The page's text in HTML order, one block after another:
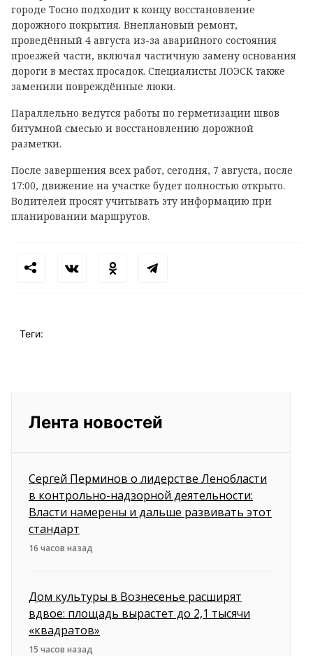
городе Тосно подходит к концу восстановление
дорожного покрытия. Внеплановый ремонт,
проведённый 4 августа из-за аварийного состояния
проезжей части, включал частичную замену основания
дороги в местах просадок. Специалисты ЛОЭСК также
заменили повреждённые люки.
Параллельно ведутся работы по герметизации швов
битумной смесью и восстановлению дорожной
разметки.
После завершения всех работ, сегодня, 7 августа, после
17:00, движение на участке будет полностью открыто.
Водителей просят учитывать эту информацию при
планировании маршрутов.
Теги:
Лента новостей
Сергей Перминов о лидерстве Ленобласти
в контрольно-надзорной деятельности:
Власти намерены и дальше развивать этот
стандарт
16 часов назад
Дом культуры в Вознесенье расширят
вдвое: площадь вырастет до 2,1 тысячи
«квадратов»
15 часов назад